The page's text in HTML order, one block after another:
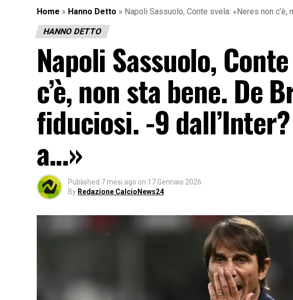
Home » Hanno Detto » Napoli Sassuolo, Conte svela: «Neres non
HANNO DETTO
Napoli Sassuolo,
c’è, non sta bene. De
fiduciosi. -9
a…»
Published 7 mesi ago on 17 Gennaio 2026
By Redazione CalcioNews24